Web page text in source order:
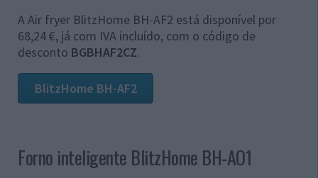
A Air fryer BlitzHome BH-AF2 está disponível por
68,24 €, já com IVA incluído, com o código de
desconto BGBHAF2CZ.
BlitzHome BH-AF2
Forno inteligente BlitzHome BH-AO1